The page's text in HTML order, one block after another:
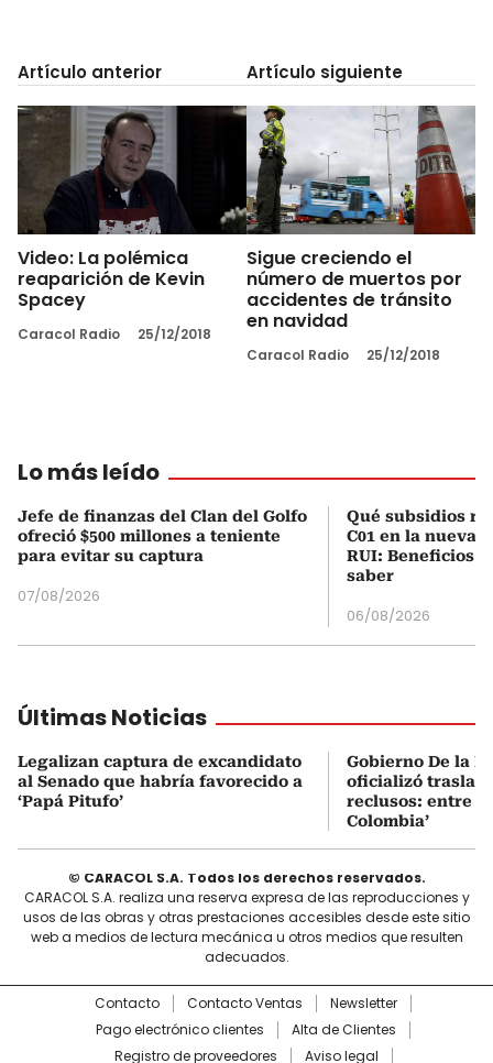
Artículo anterior
Video: La polémica
reaparición de Kevin
Spacey
Caracol Radio 25/12/2018
Artículo siguiente
Sigue creciendo el
número de muertos por
accidentes de tránsito
en navidad
Caracol Radio 25/12/2018
Lo más leído
Jefe de finanzas del Clan del Golfo
ofreció $500 millones a teniente
para evitar su captura
07/08/2026
Qué subsidios
C01 en la nueva
RUI: Beneficios
saber
06/08/2026
Últimas Noticias
Legalizan captura de excandidato
al Senado que habría favorecido a
‘Papá Pitufo’
Gobierno De la
oficializó
reclusos: entre
Colombia’
© CARACOL S.A. Todos los derechos reservados.
CARACOL S.A. realiza una reserva expresa de las reproducciones y
usos de las obras y otras prestaciones accesibles desde este sitio
web a medios de lectura mecánica u otros medios que resulten
adecuados.
Contacto Contacto Ventas
Newsletter
Pago electrónico clientes
Alta de Clientes
Registro de proveedores
Aviso legal